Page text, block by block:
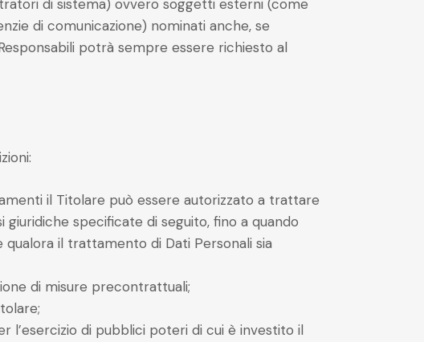
di sistema) ovvero soggetti esterni (come
di comunicazione) nominati anche, se
potrà sempre essere richiesto al
il Titolare può essere autorizzato a trattare
giuridiche specificate di seguito, fino a quando
il trattamento di Dati Personali sia
di misure precontrattuali;
l’esercizio di pubblici poteri di cui è investito il